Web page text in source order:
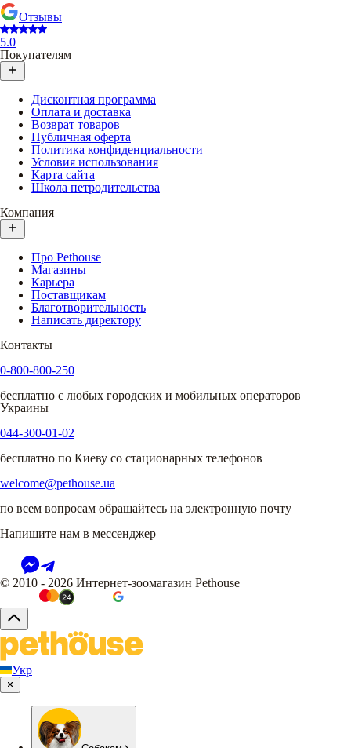
Отзывы
5.0
Покупателям
Дисконтная программа
Оплата и доставка
Возврат товаров
Публичная оферта
Политика конфиденциальности
Условия использования
Карта сайта
Школа петродительства
Компания
Про Pethouse
Магазины
Карьера
Поставщикам
Благотворительность
Написать директору
Контакты
0-800-800-250
бесплатно с любых городских и мобильных операторов
Украины
044-300-01-02
бесплатно по Киеву со стационарных телефонов
welcome@pethouse.ua
по всем вопросам обращайтесь на электронную почту
Напишите нам в мессенджер
© 2010 - 2026 Интернет-зоомагазин Pethouse
Укр